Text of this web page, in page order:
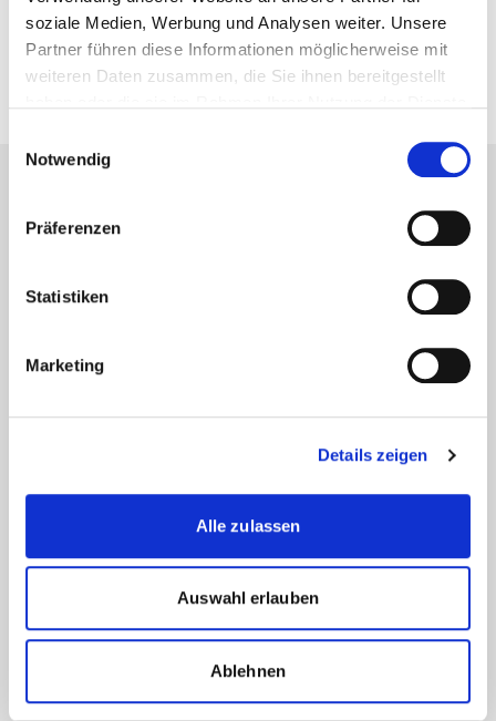
soziale Medien, Werbung und Analysen weiter. Unsere
Partner führen diese Informationen möglicherweise mit
weiteren Daten zusammen, die Sie ihnen bereitgestellt
Notwendig
Präferenzen
Statistiken
Marketing
Details zeigen
Alle zulassen
Auswahl erlauben
Ablehnen
Digitalagentur Netzlabor GmbH
Lichtstr. 45
50825 Köln
t form - Rohrumformmaschinen
t cut - Rohrtrennmaschinen
t project - Biegesoftware
t work - Mobile und kompakte
Rohrbearbeitungsmaschinen
Rebranding